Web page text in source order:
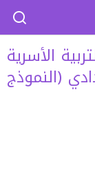
الأسرية
(النموذج